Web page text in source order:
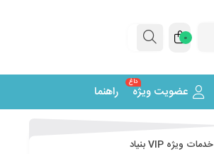
0
عضویت ویژه
داغ
راهنما
خدمات ویژه VIP بنیاد